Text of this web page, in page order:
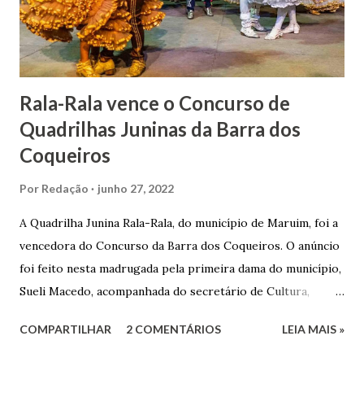
Senhor Bom Jesus dos Passos, que foi inaugurada em 1862 e
doada ao vigário Pe. José Joaquim de Vasconcelos. A Igreja
Matriz...
Rala-Rala vence o Concurso de
Quadrilhas Juninas da Barra dos
Coqueiros
Por Redação junho 27, 2022
A Quadrilha Junina Rala-Rala, do município de Maruim, foi a
vencedora do Concurso da Barra dos Coqueiros. O anúncio
foi feito nesta madrugada pela primeira dama do município,
Sueli Macedo, acompanhada do secretário de Cultura,
Roberto Fernandes dos Santos Júnior, e na presença dos
COMPARTILHAR 2 COMENTÁRIOS LEIA MAIS »